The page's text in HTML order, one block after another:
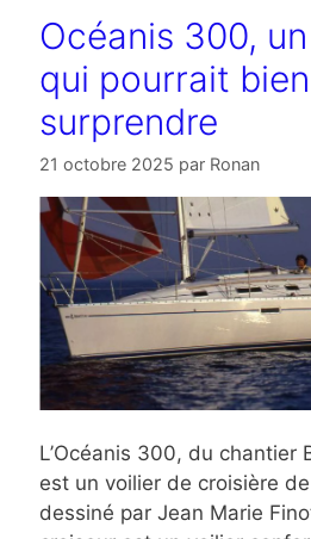
Océanis 300,
qui pourrait
surprendre
21 octobre 2025 par Ronan
L’Océanis 300, du chantier
est un voilier de croisière
dessiné par Jean Marie